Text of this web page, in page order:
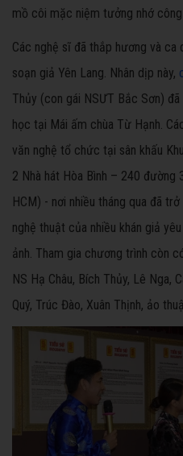
mồ côi mặc niệm tưởng nhớ
Các nghệ sĩ đã thắp hương và ca
soạn giả Yên Lang. Nhân dịp này,
Thủy (con gái NSƯT Bắc Sơn)
học tại Mái ấm chùa Từ Hạnh.
văn nghệ tổ chức tại sân khấu
2 Nhà hát Hòa Bình – 240 đường
HCM) - nơi nhiều tháng qua đã
nghệ thuật của nhiều khán giả
ảnh. Tham gia chương trình còn
NS Hạ Châu, Bích Thủy, Lê Nga,
Quý, Trúc Đào, Xuân Thịnh, ảo